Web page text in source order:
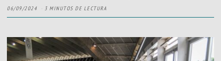
06/09/2024 3 MINUTOS DE LECTURA